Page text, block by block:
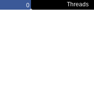
0 Threads